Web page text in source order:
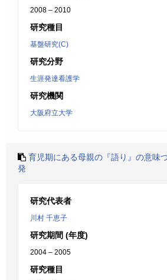
2008 – 2010
研究種目
基盤研究(C)
研究分野
生涯発達看護学
研究機関
大阪府立大学
育児期にある母親の『語り』の意味
発
研究代表者
川村 千恵子
研究期間 (年度)
2004 – 2005
研究種目